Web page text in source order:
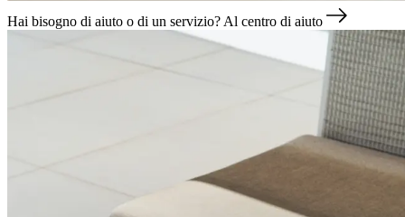
Hai bisogno di aiuto o di un servizio? Al centro di aiuto